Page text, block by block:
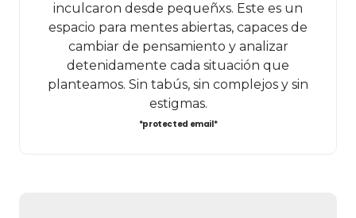
inculcaron desde pequeñxs. Este es un
espacio para mentes abiertas, capaces de
cambiar de pensamiento y analizar
detenidamente cada situación que
planteamos. Sin tabús, sin complejos y sin
estigmas.
*protected email*